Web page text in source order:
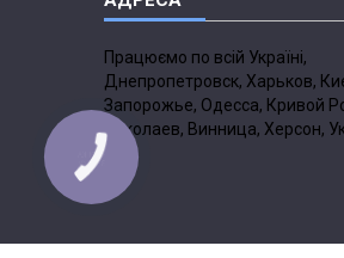
Працюємо по всій Україні,
Днепропетровск, Харьков,
Запорожье, Одесса, Кривой
Николаев, Винница, Херсон,